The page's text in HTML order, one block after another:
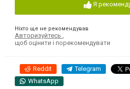
Я
Ніхто ще не рекомендував
Авторизуйтесь
щоб оцінити і порекомендувати
Reddit Telegram
WhatsApp